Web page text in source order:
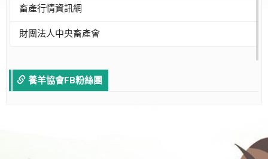
畜產行情資訊網
財團法人中央畜產會
養羊協會FB粉絲團